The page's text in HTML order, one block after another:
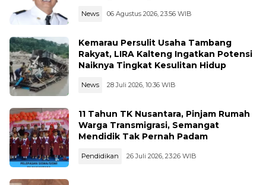
News 06 Agustus 2026, 23:56 WIB
Kemarau Persulit Usaha Tambang
Rakyat, LIRA Kalteng Ingatkan Potensi
Naiknya Tingkat Kesulitan Hidup
News 28 Juli 2026, 10:36 WIB
11 Tahun TK Nusantara, Pinjam Rumah
Warga Transmigrasi, Semangat
Mendidik Tak Pernah Padam
Pendidikan 26 Juli 2026, 23:26 WIB